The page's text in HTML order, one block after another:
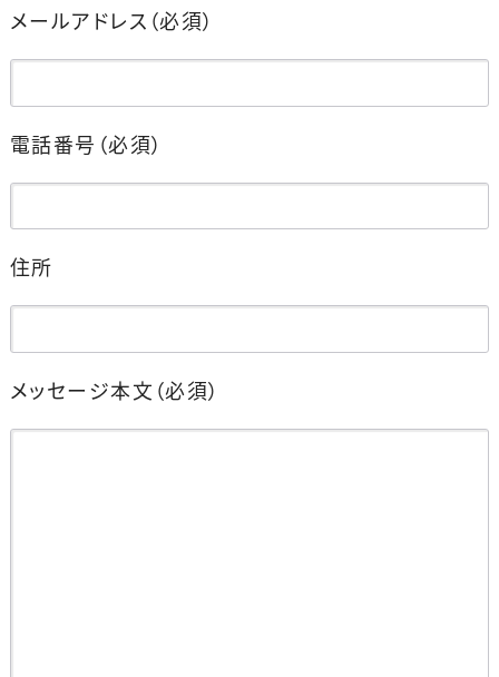
メールアドレス （必須）
電話番号 （必須）
住所
メッセージ本文 （必須）